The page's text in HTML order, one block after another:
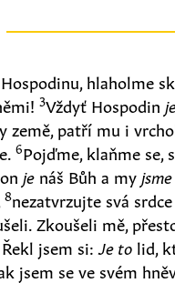
hlaholme
3Vždyť Hospodin
země, patří mu i
6Pojďme, klaňme se,
je náš Bůh a my jsme
8nezatvrzujte svá
Zkoušeli mě,
jsem si:Je to lid,
jsem se ve svém